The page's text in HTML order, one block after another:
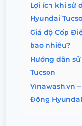
Lợi ích khi sử
Hyundai
Giá độ Cốp
bao nhiêu?
Hướng dẫn
Tucson
Vinawash.vn
Động Hyundai